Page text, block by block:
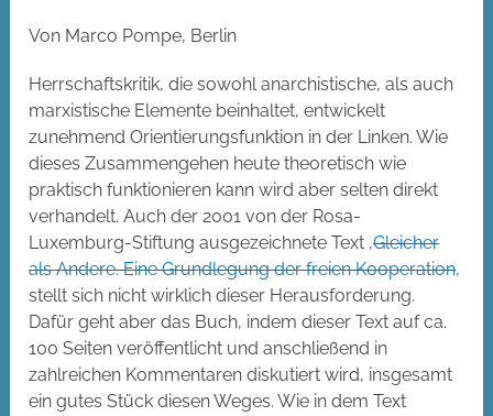
Von Marco Pompe, Berlin
Herrschaftskritik, die sowohl anarchistische, als auch
marxistische Elemente beinhaltet, entwickelt
zunehmend Orientierungsfunktion in der Linken. Wie
dieses Zusammengehen heute theoretisch wie
praktisch funktionieren kann wird aber selten direkt
verhandelt. Auch der 2001 von der Rosa-
Luxemburg-Stiftung ausgezeichnete Text ‚Gleicher
als Andere. Eine Grundlegung der freien Kooperation‚
stellt sich nicht wirklich dieser Herausforderung.
Dafür geht aber das Buch, indem dieser Text auf ca.
100 Seiten veröffentlicht und anschließend in
zahlreichen Kommentaren diskutiert wird, insgesamt
ein gutes Stück diesen Weges. Wie in dem Text